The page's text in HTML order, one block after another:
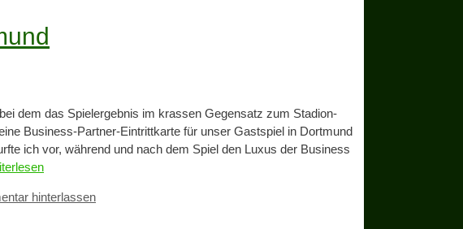
dem das Spielergebnis im krassen Gegensatz zum Stadion-
Business-Partner-Eintrittkarte für unser Gastspiel in Dortmund
ich vor, während und nach dem Spiel den Luxus der Business
hinterlassen